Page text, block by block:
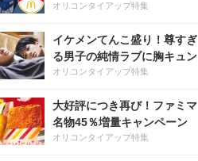
オリコンタイアップ特集
イケメンてんこ盛り！尊すぎ
る男子の純情ラブに胸キュン
オリコンタイアップ特集
大好評につき再び！ファミマ
名物45％増量キャンペーン
オリコンタイアップ特集